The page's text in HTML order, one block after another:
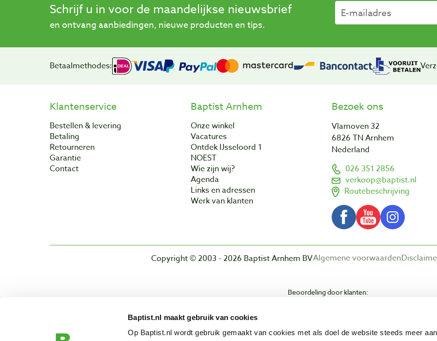
Baptist.nl maakt gebruik van cookies
Op Baptist.nl wordt gebruik gemaakt van cookies met als doel de website steeds meer
Schrijf u in voor de maandelijkse nieuwsbrief
en ontvang aanbiedingen, nieuwe producten en tips.
Betaalmethodes:
Klantenservice
Bestellen & levering
Betaling
Retourneren
Garantie
Contact
Baptist Arnhem
Onze winkel
Vacatures
Ontdek IJsseloord 1
NOEST
Wie zijn wij?
Agenda
Links en adressen
Werk van klanten
Bezoek ons
Vlamoven 32
6826 TN Arnhem
Nederland
026 351 2856
verkoop@baptist.nl
Routebeschrijving
Algemene voorwaarden
Copyright © 2003 - 2026 Baptist Arnhem BV
Beoordeling door klanten: